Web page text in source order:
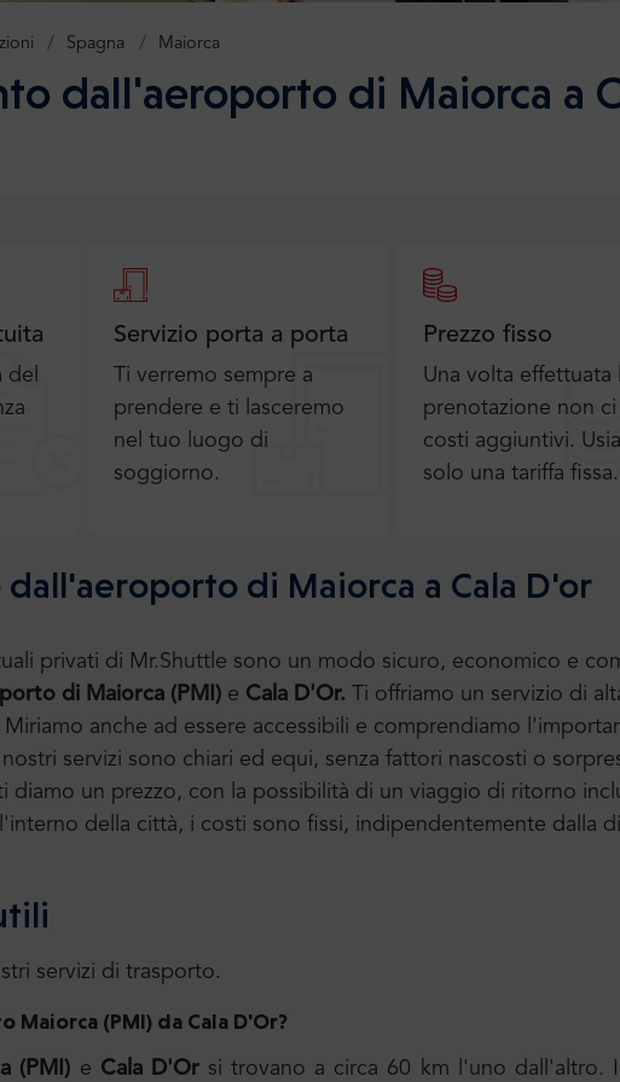
Spagna Maiorca
dall'aeroporto di Maiorca a
del
Servizio porta a porta
Ti verremo sempre a
prendere e ti lasceremo
nel tuo luogo di
soggiorno.
Prezzo fisso
Una volta effettuata
prenotazione non
costi aggiuntivi.
solo una tariffa fissa.
di Maiorca a Cala D'or
privati di Mr.Shuttle sono un modo sicuro, economico e
di Maiorca (PMI) e Cala D'Or.
Ti offriamo un servizio di
anche ad essere accessibili e comprendiamo
servizi sono chiari ed equi, senza fattori nascosti o
diamo un prezzo, con la possibilità di un viaggio di ritorno
della città, i costi sono fissi, indipendentemente dalla
servizi di trasporto.
Maiorca (PMI) da Cala D'Or?
(PMI) e Cala D'Orsi trovano a circa 60 km l'uno dall'altro.